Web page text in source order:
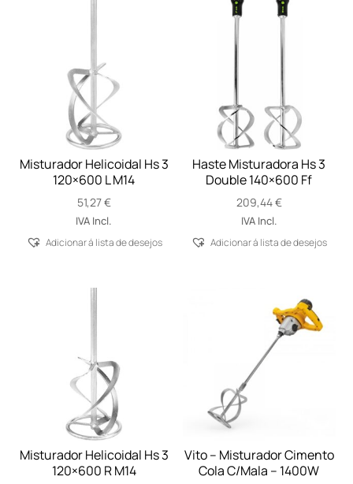
Misturador Helicoidal Hs 3
120×600 L M14
51,27€
IVA Incl.
Adicionar á lista de desejos
Haste Misturadora Hs 3
Double 140×600 Ff
209,44€
IVA Incl.
Adicionar á lista de desejos
Misturador Helicoidal Hs 3
120×600 R M14
Vito – Misturador Cimento
Cola C/Mala – 1400W